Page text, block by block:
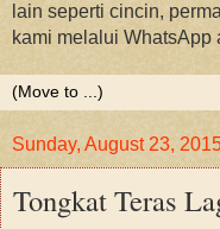
lain seperti cincin,
kami melalui WhatsApp
Sunday, August 23,
Tongkat Teras